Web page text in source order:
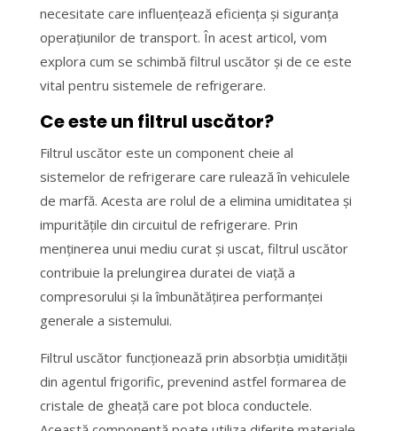
necesitate care influențează eficiența și siguranța
operațiunilor de transport. În acest articol, vom
explora cum se schimbă filtrul uscător și de ce este
vital pentru sistemele de refrigerare.
Ce este un filtrul uscător?
Filtrul uscător este un component cheie al
sistemelor de refrigerare care rulează în vehiculele
de marfă. Acesta are rolul de a elimina umiditatea și
impuritățile din circuitul de refrigerare. Prin
menținerea unui mediu curat și uscat, filtrul uscător
contribuie la prelungirea duratei de viață a
compresorului și la îmbunătățirea performanței
generale a sistemului.
Filtrul uscător funcționează prin absorbția umidității
din agentul frigorific, prevenind astfel formarea de
cristale de gheață care pot bloca conductele.